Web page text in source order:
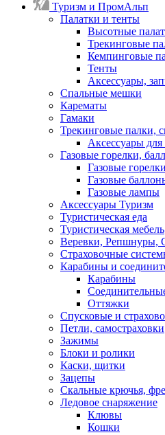
Туризм и ПромАльп
Палатки и тенты
Высотные
Трекинговые
Кемпинговые
Тенты
Аксессуары,
Спальные мешки
Карематы
Гамаки
Трекинговые палки,
Аксессуары для
Газовые горелки,
Газовые горелки
Газовые
Газовые лампы
Аксессуары Туризм
Туристическая еда
Туристическая мебель
Веревки, Репшнуры,
Страховочные
Карабины и
Карабины
Оттяжки
Спусковые и
Петли, самостраховки
Зажимы
Блоки и ролики
Каски, щитки
Зацепы
Скальные крючья,
Ледовое снаряжение
Клювы
Кошки